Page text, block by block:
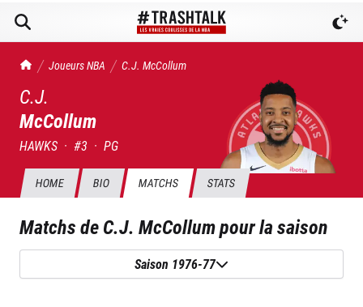
TrashTalk Actu NBA
Joueurs NBA C.J. McCollum
C.J.
McCollum
HAWKS · #3 · PG
HOME BIO MATCHS STATS
Matchs deC.J. McCollumpour la saison
Saison 1976-77